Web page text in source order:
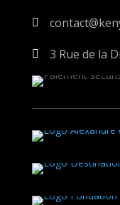

 3 Rue de la